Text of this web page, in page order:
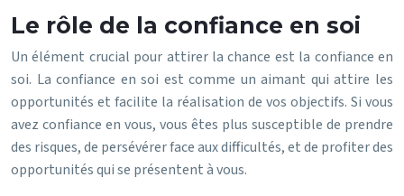
Le rôle de la confiance en soi
Un élément crucial pour attirer la chance est la confiance en
soi. La confiance en soi est comme un aimant qui attire les
opportunités et facilite la réalisation de vos objectifs. Si vous
avez confiance en vous, vous êtes plus susceptible de prendre
des risques, de persévérer face aux difficultés, et de profiter des
opportunités qui se présentent à vous.